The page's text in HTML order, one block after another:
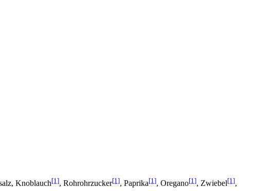
Knoblauch[1], Rohrohrzucker[1], Paprika[1], Oregano[1], Zwiebel[1],